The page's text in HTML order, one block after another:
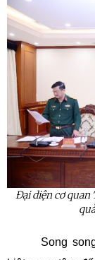
Đại diện cơ quan
Song